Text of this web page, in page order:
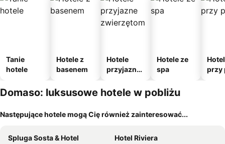
Tanie
hotele
Hotele z
basenem
Hotele
przyjazne
m
Hotele ze
spa
przy
Domaso: luksusowe hotele w pobliżu
Następujące hotele mogą Cię również zainteresować...
Spluga Sosta & Hotel
Hotel Riviera